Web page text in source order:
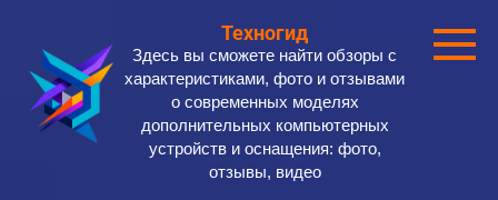
контенту
Техногид
Здесь вы сможете найти обзоры с
характеристиками, фото и отзывами
о современных моделях
дополнительных компьютерных
устройств и оснащения: фото,
отзывы, видео